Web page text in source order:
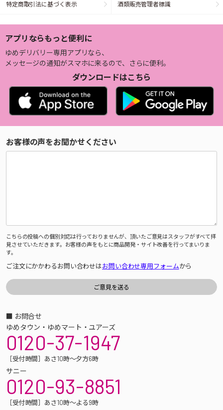
特定商取引法に基づく表示 酒類販売管理者標識
アプリならもっと便利に
ゆめデリバリー専用アプリなら、
メッセージの通知がスマホに来るので、さらに便利。
ダウンロードはこちら
お客様の声をお聞かせください
こちらの投稿への個別対応は行っておりませんが、頂いたご意見はスタッフがすべて拝
見させていただきます。お客様の声をもとに商品開発・サイト改善を行ってまいりま
す。
ご注文にかかわるお問い合わせはお問い合わせ専用フォームから
■ お問合せ
ゆめタウン・ゆめマート・ユアーズ
0120-37-1947
［受付時間］あさ10時～夕方6時
サニー
0120-93-8851
［受付時間］あさ10時～よる9時